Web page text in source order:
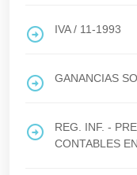
IVA/ 11-1993
GANANCIAS
REG. INF. -
CONTABLES